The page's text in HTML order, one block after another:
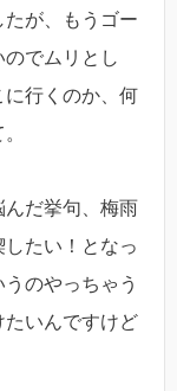
が、もうゴー
でムリとし
に行くのか、何
んだ挙句、梅雨
たい！となっ
のやっちゃう
たいんですけど